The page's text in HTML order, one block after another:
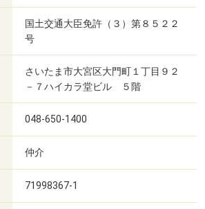
国土交通大臣免許（３）第８５２２
号
さいたま市大宮区大門町１丁目９２
－７ハイカラ堂ビル ５階
048-650-1400
仲介
71998367-1